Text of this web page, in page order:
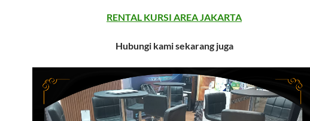
RENTAL KURSI AREA JAKARTA
Hubungi kami sekarang juga